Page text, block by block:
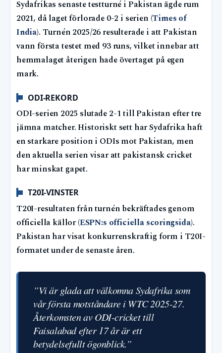
Sydafrikas senaste testturné i Pakistan ägde rum
2021, då laget förlorade 0-2 i serien (Times of
India). Turnén 2025/26 resulterade i att Pakistan
vann första testet med 93 runs, vilket innebar att
hemmalaget återigen hade övertaget på egen
mark.
ODI-REKORD
ODI-serien 2025 slutade 2-1 till Pakistan efter tre
jämna matcher. Historiskt sett har Sydafrika haft
en starkare position i ODIs mot Pakistan, men
den aktuella serien visar att pakistansk cricket
har minskat gapet.
T20I-VINSTER
T20I-resultaten från turnén bekräftades genom
officiella källor (ESPN:s officiella scoringsida).
Pakistan har visat konkurrenskraftig form i T20I-
formatet under de senaste åren.
”Vi är glada att välkomna Sydafrika som
vår första motståndare i WTC 2025-27.
Återkomsten av ODI-cricket till
Faisalabad efter 17 år är ett
betydelsefullt ögonblick.”